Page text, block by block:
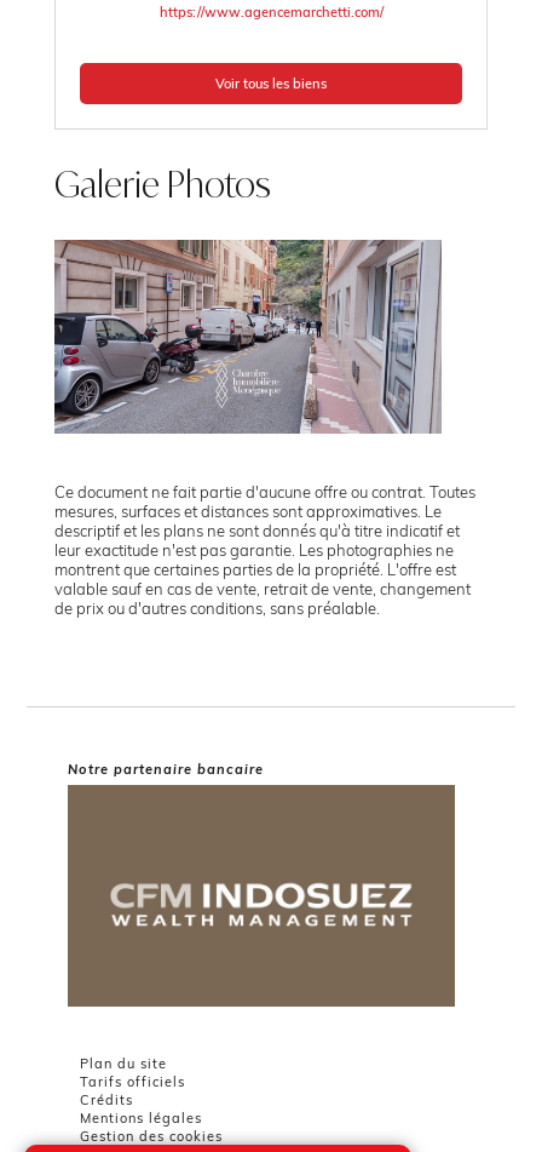
https://www.agencemarchetti.com/
Voir tous les biens
Galerie Photos
Ce document ne fait partie d'aucune offre ou contrat. Toutes
mesures, surfaces et distances sont approximatives. Le
descriptif et les plans ne sont donnés qu'à titre indicatif et
leur exactitude n'est pas garantie. Les photographies ne
montrent que certaines parties de la propriété. L'offre est
valable sauf en cas de vente, retrait de vente, changement
de prix ou d'autres conditions, sans préalable.
Notre partenaire bancaire
Plan du site
Tarifs officiels
Crédits
Mentions légales
Gestion des cookies